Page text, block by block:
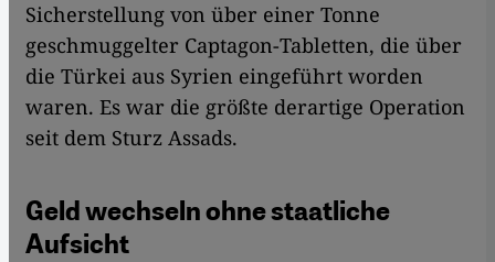
Sicherstellung von über einer Tonne
geschmuggelter Captagon-Tabletten, die über
die Türkei aus Syrien eingeführt worden
waren. Es war die größte derartige Operation
seit dem Sturz Assads.
Geld wechseln ohne staatliche
Aufsicht